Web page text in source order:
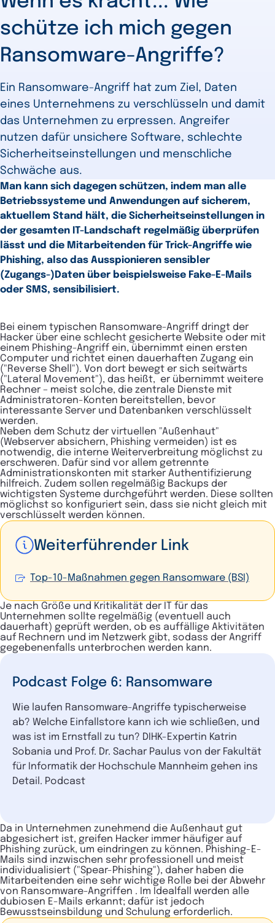
schütze ich mich gegen
Ransomware-Angriffe?
Ein Ransomware-Angriff hat zum Ziel, Daten
eines Unternehmens zu verschlüsseln und damit
das Unternehmen zu erpressen. Angreifer
nutzen dafür unsichere Software, schlechte
Sicherheitseinstellungen und menschliche
Schwäche aus.
Man kann sich dagegen schützen, indem man alle
Betriebssysteme und Anwendungen auf sicherem,
aktuellem Stand hält, die Sicherheitseinstellungen in
der gesamten IT-Landschaft regelmäßig überprüfen
lässt und die Mitarbeitenden für Trick-Angriffe wie
Phishing, also das Ausspionieren sensibler
(Zugangs-)Daten über beispielsweise Fake-E-Mails
oder SMS, sensibilisiert.
Bei einem typischen Ransomware-Angriff dringt der
Hacker über eine schlecht gesicherte Website oder mit
einem Phishing-Angriff ein, übernimmt einen ersten
Computer und richtet einen dauerhaften Zugang ein
("Reverse Shell"). Von dort bewegt er sich seitwärts
("Lateral Movement"), das heißt, er übernimmt weitere
Rechner – meist solche, die zentrale Dienste mit
Administratoren-Konten bereitstellen, bevor
interessante Server und Datenbanken verschlüsselt
werden.
Neben dem Schutz der virtuellen "Außenhaut"
(Webserver absichern, Phishing vermeiden) ist es
notwendig, die interne Weiterverbreitung möglichst zu
erschweren. Dafür sind vor allem getrennte
Administrationskonten mit starker Authentifizierung
hilfreich. Zudem sollen regelmäßig Backups der
wichtigsten Systeme durchgeführt werden. Diese sollten
möglichst so konfiguriert sein, dass sie nicht gleich mit
verschlüsselt werden können.
Weiterführender Link
Top-10-Maßnahmen gegen Ransomware (BSI)
Je nach Größe und Kritikalität der IT für das
Unternehmen sollte regelmäßig (eventuell auch
dauerhaft) geprüft werden, ob es auffällige Aktivitäten
auf Rechnern und im Netzwerk gibt, sodass der Angriff
gegebenenfalls unterbrochen werden kann.
Podcast Folge 6: Ransomware
Wie laufen Ransomware-Angriffe typischerweise
ab? Welche Einfallstore kann ich wie schließen, und
was ist im Ernstfall zu tun? DIHK-Expertin Katrin
Sobania und Prof. Dr. Sachar Paulus von der Fakultät
für Informatik der Hochschule Mannheim gehen ins
Detail. Podcast
Da in Unternehmen zunehmend die Außenhaut gut
abgesichert ist, greifen Hacker immer häufiger auf
Phishing zurück, um eindringen zu können. Phishing-E-
Mails sind inzwischen sehr professionell und meist
individualisiert ("Spear-Phishing"), daher haben die
Mitarbeitenden eine sehr wichtige Rolle bei der Abwehr
von Ransomware-Angriffen . Im Idealfall werden alle
dubiosen E-Mails erkannt; dafür ist jedoch
Bewusstseinsbildung und Schulung erforderlich.